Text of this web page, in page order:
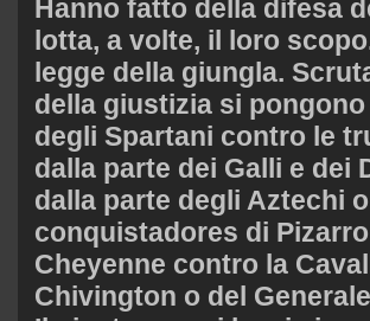
Hanno fatto della difesa
lotta, a volte, il loro
legge della giungla.
della giustizia si
degli Spartani contro le
dalla parte dei Galli e dei
dalla parte degli Aztechi
conquistadores di
Cheyenne contro la
Chivington o del